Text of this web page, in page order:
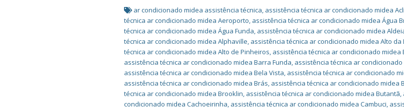
ar condicionado midea assistência técnica, assistência técnica ar condicionado midea
técnica ar condicionado midea Aeroporto, assistência técnica ar condicionado midea Água
técnica ar condicionado midea Água Funda, assistência técnica ar condicionado midea
técnica ar condicionado midea Alphaville, assistência técnica ar condicionado midea Alto da
técnica ar condicionado midea Alto de Pinheiros, assistência técnica ar condicionado midea
assistência técnica ar condicionado midea Barra Funda, assistência técnica ar
assistência técnica ar condicionado midea Bela Vista, assistência técnica ar condicionado
assistência técnica ar condicionado midea Brás, assistência técnica ar condicionado midea
técnica ar condicionado midea Brooklin, assistência técnica ar condicionado midea Butantã,
condicionado midea Cachoeirinha, assistência técnica ar condicionado midea Cambuci,